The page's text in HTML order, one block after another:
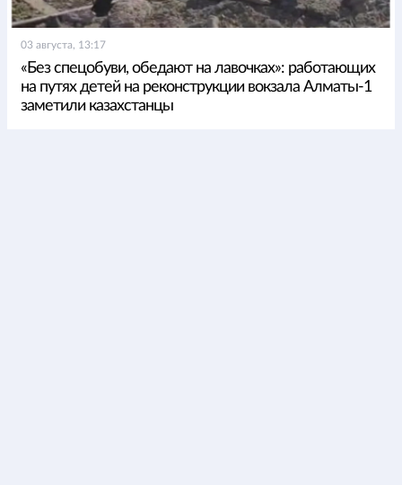
03 августа, 13:17
«Без спецобуви, обедают на лавочках»: работающих
на путях детей на реконструкции вокзала Алматы-1
заметили казахстанцы